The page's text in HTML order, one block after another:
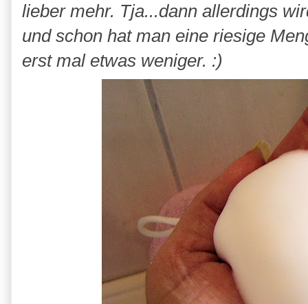
lieber mehr. Tja...dann allerdings
und schon hat man eine riesige
erst mal etwas weniger. :)